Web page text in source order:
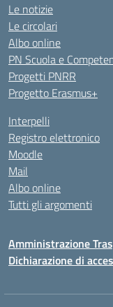
Le notizie
Le circolari
Albo online
PN Scuola e
Progetti PNRR
Progetto Erasmus+
Interpelli
Registro elettronico
Moodle
Mail
Albo online
Tutti gli argomenti
Amministrazione
Dichiarazione di